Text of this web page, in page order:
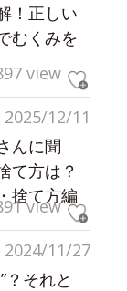
！正しい
むくみを
view
2025/12/11
んに聞
て方は？
捨て方編
view
2024/11/27
？それと